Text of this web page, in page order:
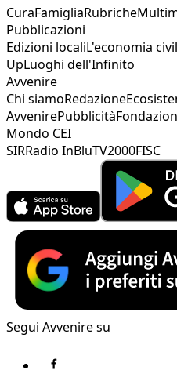
CuraFamigliaRubriche
Pubblicazioni
Edizioni localiL'economia
UpLuoghi dell'Infinito
Avvenire
Chi siamoRedazione
AvvenirePubblicità
Mondo CEI
SIRRadio InBluTV2000FISC
Segui Avvenire su